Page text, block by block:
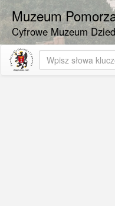
Muzeum
Cyfrowe Muzeum